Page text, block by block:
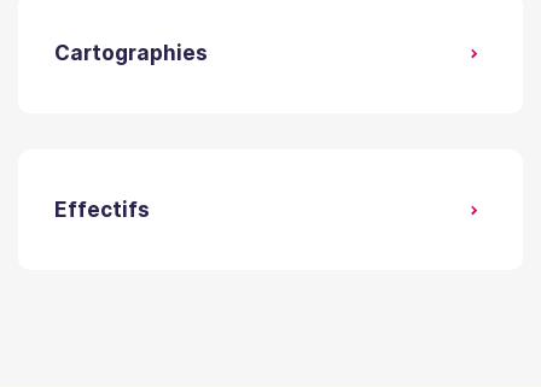
Cartographies
Effectifs